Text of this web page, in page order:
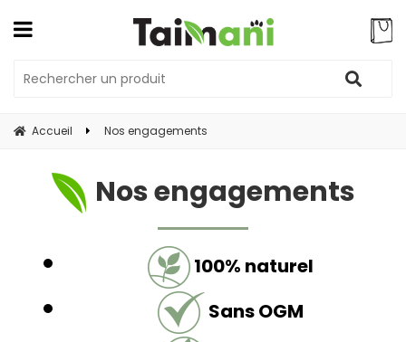
Accueil Nos engagements
Nos engagements
100% naturel
Sans OGM